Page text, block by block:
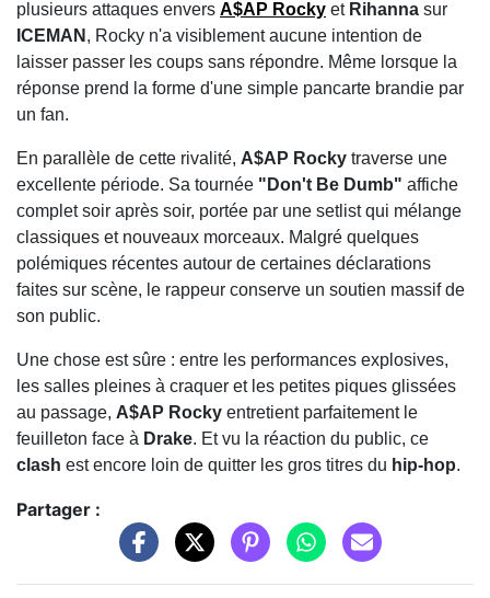
plusieurs attaques envers A$AP Rocky et Rihanna sur
ICEMAN , Rocky n'a visiblement aucune intention de
laisser passer les coups sans répondre. Même lorsque la
réponse prend la forme d'une simple pancarte brandie par
un fan.
En parallèle de cette rivalité, A$AP Rocky traverse une
excellente période. Sa tournée "Don't Be Dumb" affiche
complet soir après soir, portée par une setlist qui mélange
classiques et nouveaux morceaux. Malgré quelques
polémiques récentes autour de certaines déclarations
faites sur scène, le rappeur conserve un soutien massif de
son public.
Une chose est sûre : entre les performances explosives,
les salles pleines à craquer et les petites piques glissées
au passage, A$AP Rocky entretient parfaitement le
feuilleton face à Drake. Et vu la réaction du public, ce
clash est encore loin de quitter les gros titres du hip-hop.
Partager :